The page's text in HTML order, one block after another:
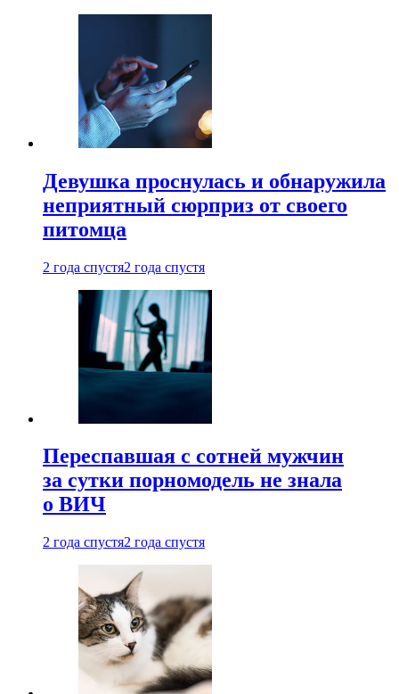
Девушка проснулась и обнаружила
неприятный сюрприз от своего
питомца
2 года спустя2 года спустя
Переспавшая с сотней мужчин
за сутки порномодель не знала
о ВИЧ
2 года спустя2 года спустя